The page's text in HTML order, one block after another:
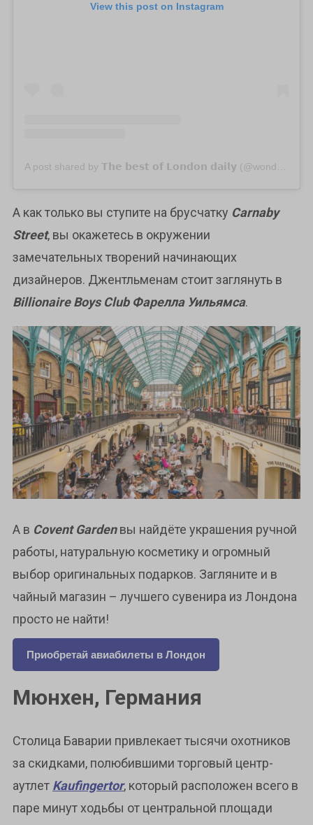
View this post on Instagram
А как только вы ступите на брусчатку Carnaby
Street, вы окажетесь в окружении
замечательных творений начинающих
дизайнеров. Джентльменам стоит заглянуть в
Billionaire Boys Club Фарелла Уильямса.
А в Covent Gardenвы найдёте украшения ручной
работы, натуральную косметику и огромный
выбор оригинальных подарков. Загляните и в
чайный магазин – лучшего сувенира из Лондона
просто не найти!
Приобретай авиабилеты в Лондон
Мюнхен, Германия
Столица Баварии привлекает тысячи охотников
за скидками, полюбившими торговый центр-
аутлет Kaufingertor, который расположен всего в
паре минут ходьбы от центральной площади